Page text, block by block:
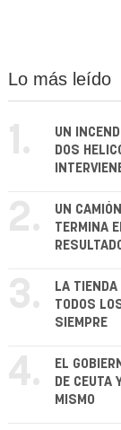
Lo más leído
1.
UN
DOS
2.
UN
TERMINA
3.
LA TIENDA
TODOS
SIEMPRE
4.
EL
DE CEUTA
MISMO